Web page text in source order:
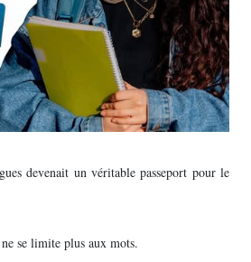
devenait un véritable passeport pour le
se limite plus aux mots.